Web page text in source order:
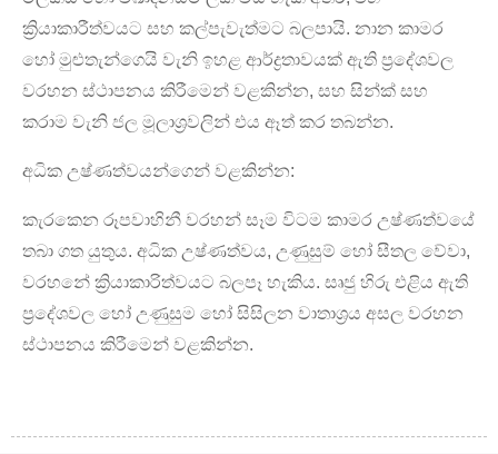
ක්‍රියාකාරීත්වයට සහ කල්පැවැත්මට බලපායි. නාන කාමර
හෝ මුළුතැන්ගෙයි වැනි ඉහළ ආර්ද්‍රතාවයක් ඇති ප්‍රදේශවල
වරහන ස්ථාපනය කිරීමෙන් වළකින්න, සහ සින්ක් සහ
කරාම වැනි ජල මූලාශ්‍රවලින් එය ඈත් කර තබන්න.
අධික උෂ්ණත්වයන්ගෙන් වළකින්න:
කැරකෙන රූපවාහිනී වරහන් සෑම විටම කාමර උෂ්ණත්වයේ
තබා ගත යුතුය. අධික උෂ්ණත්වය, උණුසුම් හෝ සීතල වේවා,
වරහනේ ක්‍රියාකාරිත්වයට බලපෑ හැකිය. සෘජු හිරු එළිය ඇති
ප්‍රදේශවල හෝ උණුසුම හෝ සිසිලන වාතාශ්‍රය අසල වරහන
ස්ථාපනය කිරීමෙන් වළකින්න.